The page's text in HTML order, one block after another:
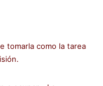
tomarla como la tarea